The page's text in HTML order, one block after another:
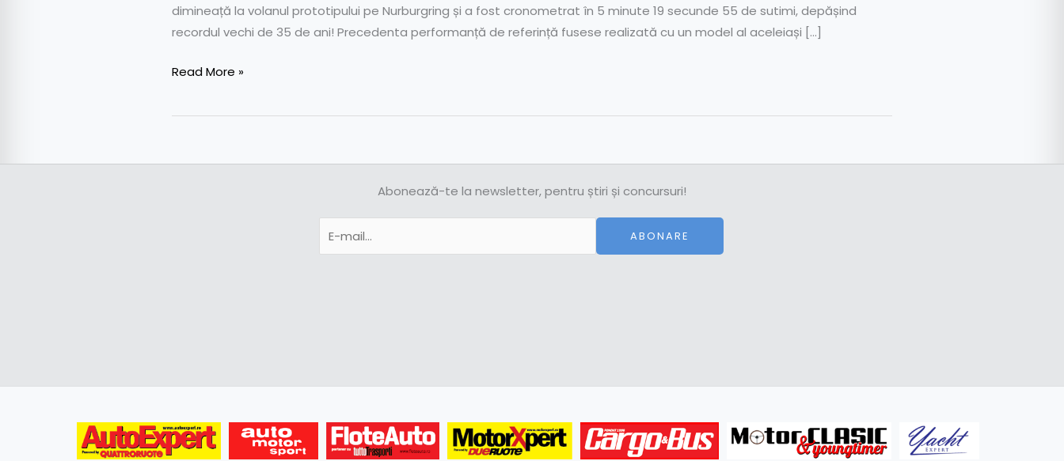
dimineață la volanul prototipului pe Nurburgring și a fost cronometrat în 5 minute 19 secunde 55 de sutimi, depășind
recordul vechi de 35 de ani! Precedenta performanță de referință fusese realizată cu un model al aceleiași […]
Read More »
Abonează-te la newsletter, pentru știri și concursuri!
ABONARE